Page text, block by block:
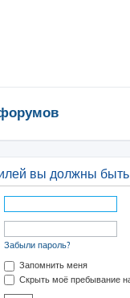
вы должны быть
Забыли пароль?
Запомнить меня
Скрыть моё пребывание